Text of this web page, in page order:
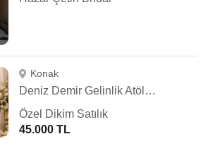
Konak
Deniz Demir Gelinlik Atölyesi
Özel Dikim Satılık
45.000 TL